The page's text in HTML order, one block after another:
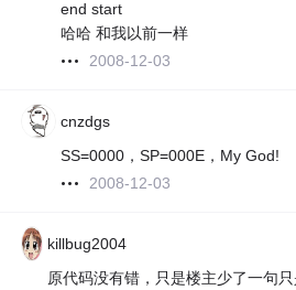
end start
哈哈 和我以前一样
2008-12-03
cnzdgs
SS=0000，SP=000E，My God!
2008-12-03
killbug2004
原代码没有错，只是楼主少了一句